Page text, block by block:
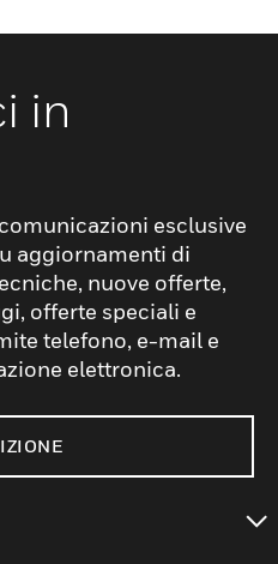
in
esclusive
aggiornamenti di
nuove offerte,
offerte speciali e
telefono, e-mail e
elettronica.